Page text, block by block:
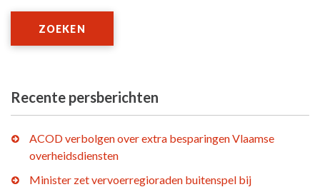
ZOEKEN
Recente persberichten
ACOD verbolgen over extra besparingen Vlaamse
overheidsdiensten
Minister zet vervoerregioraden buitenspel bij